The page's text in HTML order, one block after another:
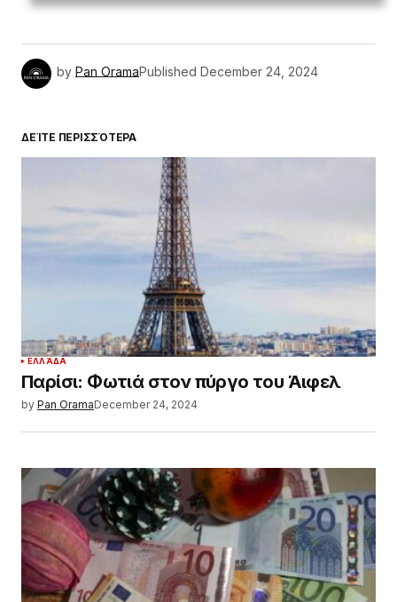
by Pan OramaPublished December 24, 2024
ΔΕΊΤΕ ΠΕΡΙΣΣΌΤΕΡΑ
ΕΛΛΆΔΑ
Παρίσι: Φωτιά στον πύργο του Άιφελ
by Pan OramaDecember 24, 2024